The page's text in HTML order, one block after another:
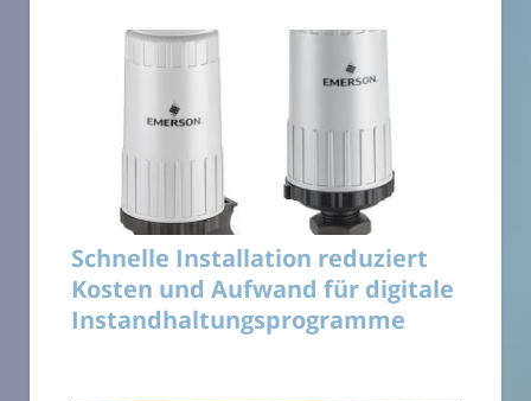
Schnelle Installation reduziert
Kosten und Aufwand für digitale
Instandhaltungsprogramme